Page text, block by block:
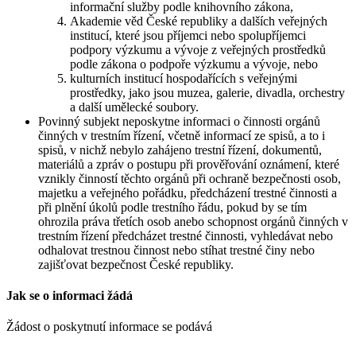
informační služby podle knihovního zákona,
Akademie věd České republiky a dalších veřejných
institucí, které jsou příjemci nebo spolupříjemci
podpory výzkumu a vývoje z veřejných prostředků
podle zákona o podpoře výzkumu a vývoje, nebo
kulturních institucí hospodařících s veřejnými
prostředky, jako jsou muzea, galerie, divadla, orchestry
a další umělecké soubory.
Povinný subjekt neposkytne informaci o činnosti orgánů
činných v trestním řízení, včetně informací ze spisů, a to i
spisů, v nichž nebylo zahájeno trestní řízení, dokumentů,
materiálů a zpráv o postupu při prověřování oznámení, které
vznikly činností těchto orgánů při ochraně bezpečnosti osob,
majetku a veřejného pořádku, předcházení trestné činnosti a
při plnění úkolů podle trestního řádu, pokud by se tím
ohrozila práva třetích osob anebo schopnost orgánů činných v
trestním řízení předcházet trestné činnosti, vyhledávat nebo
odhalovat trestnou činnost nebo stíhat trestné činy nebo
zajišťovat bezpečnost České republiky.
Jak se o informaci žádá
Žádost o poskytnutí informace se podává